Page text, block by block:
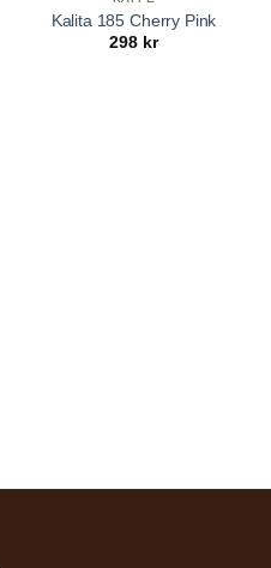
Kalita 185 Cherry Pink
298 kr